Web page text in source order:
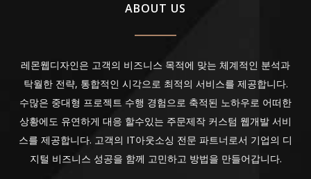
ABOUT US
레몬웹디자인은 고객의 비즈니스 목적에 맞는 체계적인 분석과
탁월한 전략, 통합적인 시각으로 최적의 서비스를 제공합니다.
수많은 중대형 프로젝트 수행 경험으로 축적된 노하우로 어떠한
상황에도 유연하게 대응 할수있는 주문제작 커스텀 웹개발 서비
스를 제공합니다. 고객의 IT아웃소싱 전문 파트너로서 기업의 디
지털 비즈니스 성공을 함께 고민하고 방법을 만들어갑니다.